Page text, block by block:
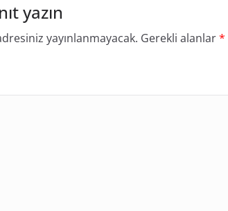
yazın
yayınlanmayacak. Gerekli alanlar*